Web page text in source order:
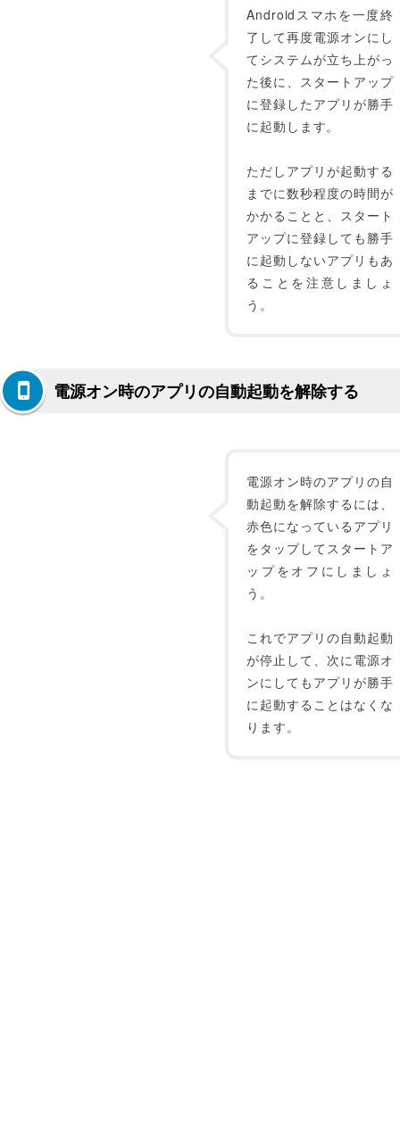
Androidスマホを一度終
了して再度電源オンにし
てシステムが立ち上がっ
た後に、スタートアップ
に登録したアプリが勝手
に起動します。
ただしアプリが起動する
までに数秒程度の時間が
かかることと、スタート
アップに登録しても勝手
に起動しないアプリもあ
ることを注意しましょ
う。
電源オン時のアプリの自動起動を解除する
電源オン時のアプリの自
動起動を解除するには、
赤色になっているアプリ
をタップしてスタートア
ップをオフにしましょ
う。
これでアプリの自動起動
が停止して、次に電源オ
ンにしてもアプリが勝手
に起動することはなくな
ります。